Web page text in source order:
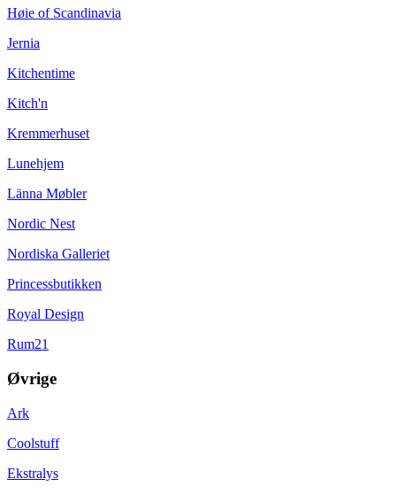
Høie of Scandinavia
Jernia
Kitchentime
Kitch'n
Kremmerhuset
Lunehjem
Länna Møbler
Nordic Nest
Nordiska Galleriet
Princessbutikken
Royal Design
Rum21
Øvrige
Ark
Coolstuff
Ekstralys